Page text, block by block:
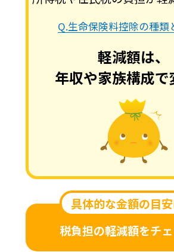
Q.生命保険料控除の種類
軽減額は、
年収や家族構成で
税負担の軽減額をチェ
具体的な金額の目